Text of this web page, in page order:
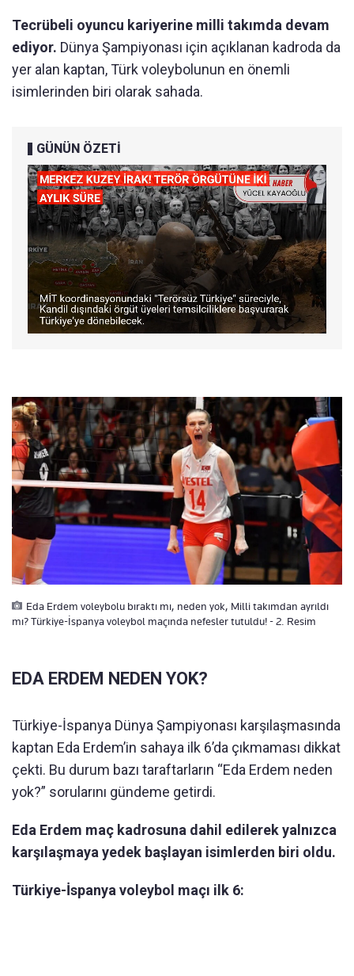
Tecrübeli oyuncu kariyerine milli takımda devam
ediyor. Dünya Şampiyonası için açıklanan kadroda da
yer alan kaptan, Türk voleybolunun en önemli
isimlerinden biri olarak sahada.
GÜNÜN ÖZETİ
Eda Erdem voleybolu bıraktı mı, neden yok, Milli takımdan ayrıldı
mı? Türkiye-İspanya voleybol maçında nefesler tutuldu! - 2. Resim
EDA ERDEM NEDEN YOK?
Türkiye-İspanya Dünya Şampiyonası karşılaşmasında
kaptan Eda Erdem’in sahaya ilk 6’da çıkmaması dikkat
çekti. Bu durum bazı taraftarların “Eda Erdem neden
yok?” sorularını gündeme getirdi.
Eda Erdem maç kadrosuna dahil edilerek yalnızca
karşılaşmaya yedek başlayan isimlerden biri oldu.
Türkiye-İspanya voleybol maçı ilk 6: